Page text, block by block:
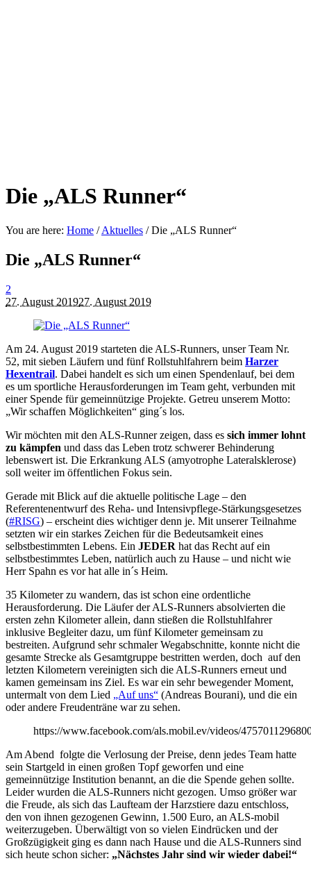
Die „ALS Runner“
You are here: Home /Aktuelles /Die „ALS Runner“
Die „ALS Runner“
2
27. August 201927. August 2019
Am 24. August 2019 starteten die ALS-Runners, unser Team Nr.
52, mit sieben Läufern und fünf Rollstuhlfahrern beim Harzer
Hexentrail. Dabei handelt es sich um einen Spendenlauf, bei dem
es um sportliche Herausforderungen im Team geht, verbunden mit
einer Spende für gemeinnützige Projekte. Getreu unserem Motto:
„Wir schaffen Möglichkeiten“ ging´s los.
Wir möchten mit den ALS-Runner zeigen, dass es sich immer lohnt
zu kämpfen und dass das Leben trotz schwerer Behinderung
lebenswert ist. Die Erkrankung ALS (amyotrophe Lateralsklerose)
soll weiter im öffentlichen Fokus sein.
Gerade mit Blick auf die aktuelle politische Lage – den
Referentenentwurf des Reha- und Intensivpflege-Stärkungsgesetzes
(#RISG) – erscheint dies wichtiger denn je. Mit unserer Teilnahme
setzten wir ein starkes Zeichen für die Bedeutsamkeit eines
selbstbestimmten Lebens. Ein JEDER hat das Recht auf ein
selbstbestimmtes Leben, natürlich auch zu Hause – und nicht wie
Herr Spahn es vor hat alle in´s Heim.
35 Kilometer zu wandern, das ist schon eine ordentliche
Herausforderung. Die Läufer der ALS-Runners absolvierten die
ersten zehn Kilometer allein, dann stießen die Rollstuhlfahrer
inklusive Begleiter dazu, um fünf Kilometer gemeinsam zu
bestreiten. Aufgrund sehr schmaler Wegabschnitte, konnte nicht die
gesamte Strecke als Gesamtgruppe bestritten werden, doch auf den
letzten Kilometern vereinigten sich die ALS-Runners erneut und
kamen gemeinsam ins Ziel. Es war ein sehr bewegender Moment,
untermalt von dem Lied „Auf uns“ (Andreas Bourani), und die ein
oder andere Freudenträne war zu sehen.
https://www.facebook.com/als.mobil.ev/videos/
Am Abend folgte die Verlosung der Preise, denn jedes Team hatte
sein Startgeld in einen großen Topf geworfen und eine
gemeinnützige Institution benannt, an die die Spende gehen sollte.
Leider wurden die ALS-Runners nicht gezogen. Umso größer war
die Freude, als sich das Laufteam der Harzstiere dazu entschloss,
den von ihnen gezogenen Gewinn, 1.500 Euro, an ALS-mobil
weiterzugeben. Überwältigt von so vielen Eindrücken und der
Großzügigkeit ging es dann nach Hause und die ALS-Runners sind
sich heute schon sicher: „Nächstes Jahr sind wir wieder dabei!“